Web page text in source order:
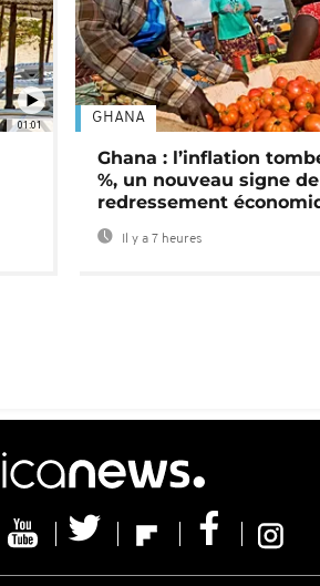
01:01 GHANA
Ghana : l’inflation
%, un nouveau signe de
redressement
Il y a 7 heures